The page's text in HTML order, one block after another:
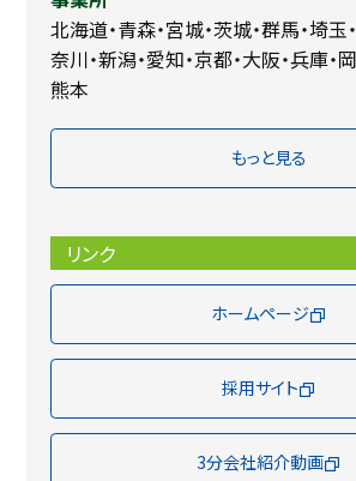
北海道・青森・宮城・茨城・群馬・埼玉
奈川・新潟・愛知・京都・大阪・兵庫・
熊本
もっと見る
リンク
ホームページ
採用サイト
3分会社紹介動画